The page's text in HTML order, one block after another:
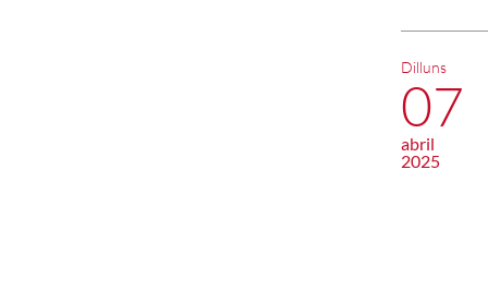
Dilluns
07
abril
2025